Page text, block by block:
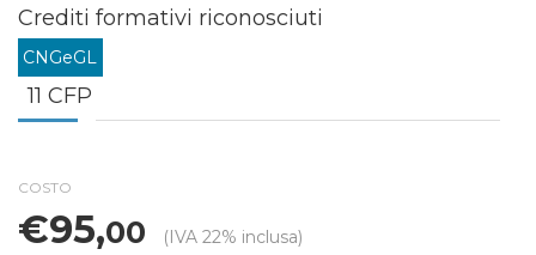
Crediti formativi riconosciuti
CNGeGL
11 CFP
COSTO
€95,00 (IVA 22% inclusa)